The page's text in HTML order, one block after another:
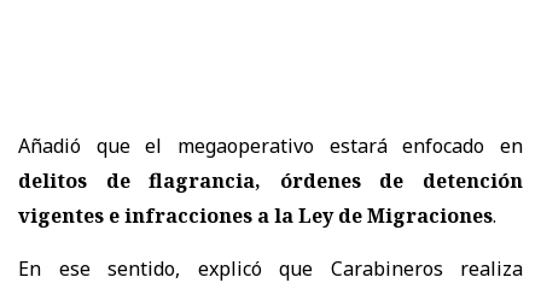
Añadió que el megaoperativo estará enfocado en
delitos de flagrancia, órdenes de detención
vigentes e infracciones a la Ley de Migraciones.
En ese sentido, explicó que Carabineros realiza